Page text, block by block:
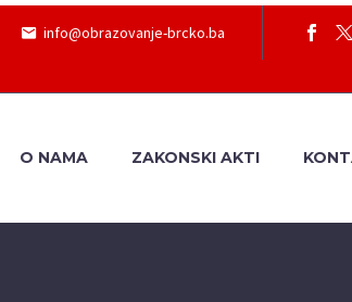
info@obrazovanje-brcko.ba
O NAMA ZAKONSKI AKTI